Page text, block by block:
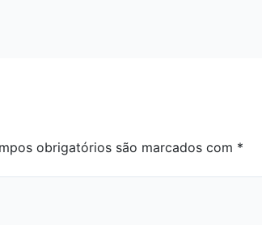
obrigatórios são marcados com *